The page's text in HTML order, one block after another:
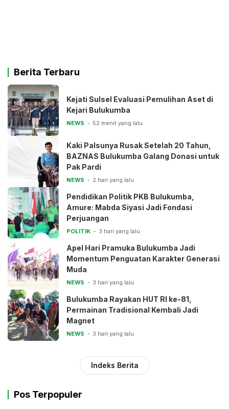
Berita Terbaru
Kejati Sulsel Evaluasi Pemulihan Aset di
Kejari Bulukumba
NEWS 52 menit yang lalu
Kaki Palsunya Rusak Setelah 20 Tahun,
BAZNAS Bulukumba Galang Donasi untuk
Pak Pardi
NEWS 2 hari yang lalu
Pendidikan Politik PKB Bulukumba,
Amure: Mabda Siyasi Jadi Fondasi
Perjuangan
POLITIK 3 hari yang lalu
Apel Hari Pramuka Bulukumba Jadi
Momentum Penguatan Karakter Generasi
Muda
NEWS 3 hari yang lalu
Bulukumba Rayakan HUT RI ke-81,
Permainan Tradisional Kembali Jadi
Magnet
NEWS 3 hari yang lalu
Indeks Berita
Pos Terpopuler